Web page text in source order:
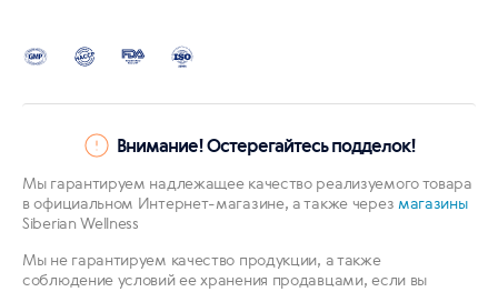
Внимание! Остерегайтесь подделок!
Мы гарантируем надлежащее качество реализуемого товара
в официальном Интернет-магазине, а также через магазины
Siberian Wellness
Мы не гарантируем качество продукции, а также
соблюдение условий ее хранения продавцами, если вы